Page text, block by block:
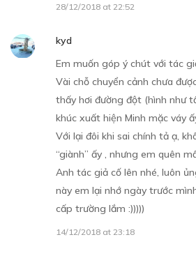
28/12/2018 at 22:52
kyd
Em muốn góp ý chút với tác
Vài chỗ chuyển cảnh chưa
thấy hơi đường đột (hình như
khúc xuất hiện Minh mặc váy
Với lại đôi khi sai chính tả ạ,
“giành” ấy , nhưng em quên
Anh tác giả cố lên nhé, luôn
này em lại nhớ ngày trước
cấp trường lắm :)))))
14/12/2018 at 23:18